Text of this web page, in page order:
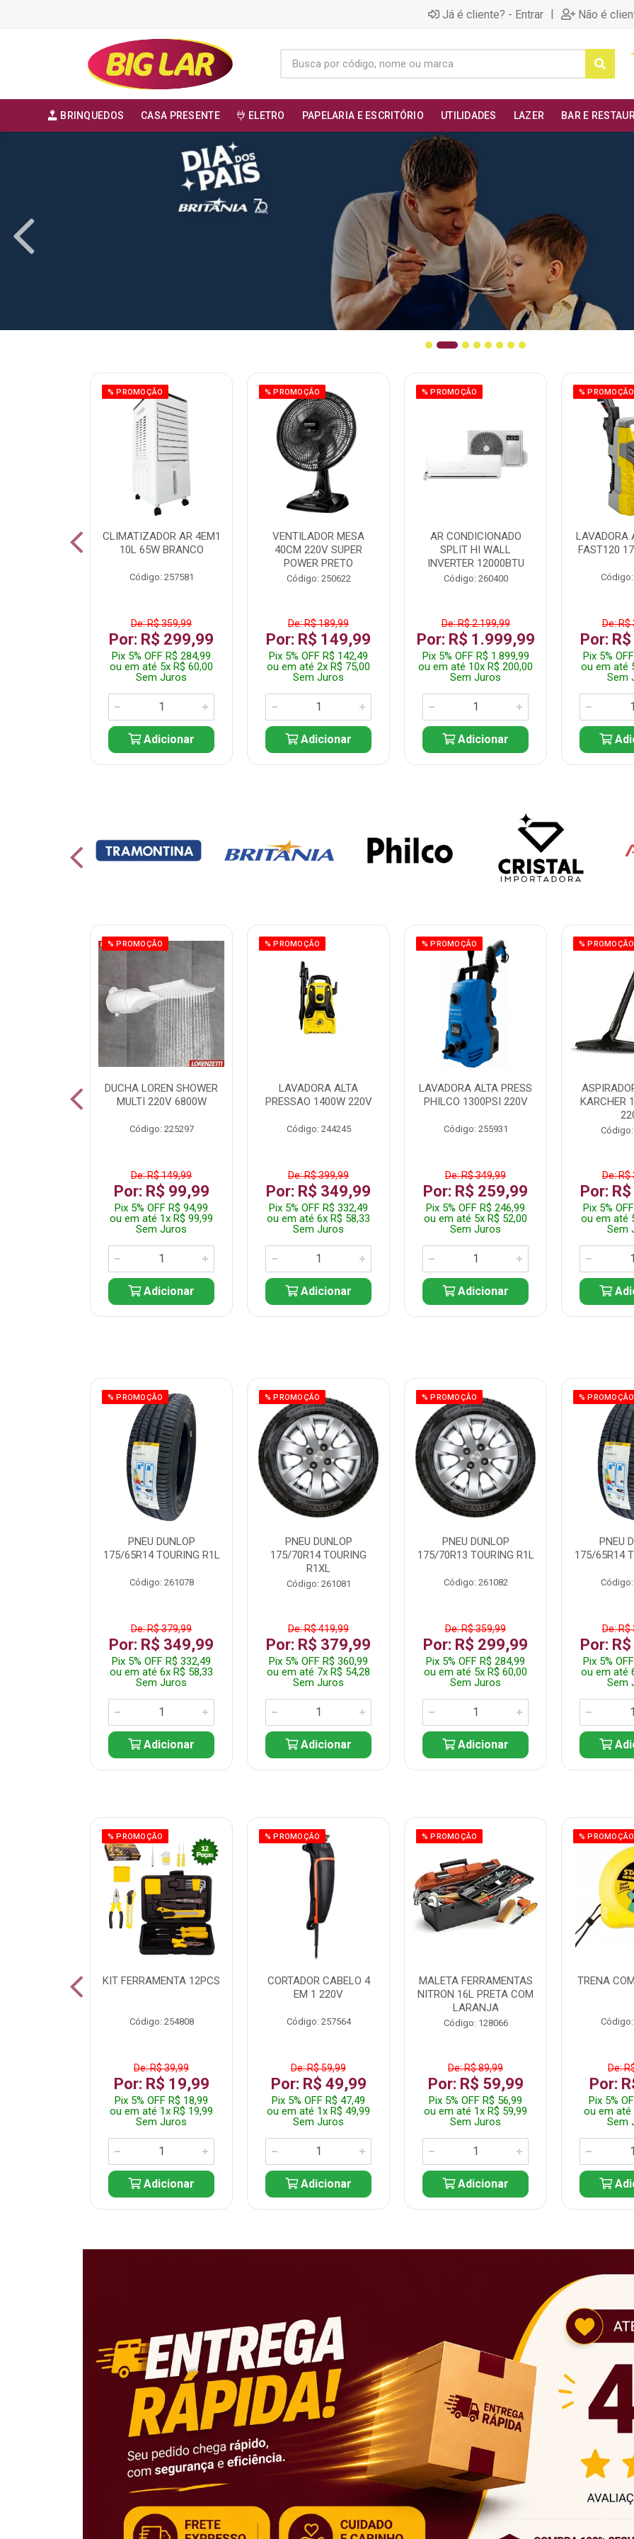
Já é cliente? - Entrar | Não é
BRINQUEDOS CASA PRESENTE ELETRO PAPELARIA E ESCRITÓRIO UTILIDADES LAZER BAR E
% PROMOÇÃO
CLIMATIZADOR AR 4EM1
10L 65W BRANCO
Código: 257581
De: R$ 359,99
Por: R$ 299,99
Pix 5% OFF R$ 284,99
ou em até 5x R$ 60,00
Sem Juros
Adicionar
% PROMOÇÃO
VENTILADOR MESA
40CM 220V SUPER
POWER PRETO
Código: 250622
De: R$ 189,99
Por: R$ 149,99
Pix 5% OFF R$ 142,49
ou em até 2x R$ 75,00
Sem Juros
Adicionar
% PROMOÇÃO
AR CONDICIONADO
SPLIT HI WALL
INVERTER 12000BTU
Código: 260400
De: R$ 2.199,99
Por: R$ 1.999,99
Pix 5% OFF R$ 1.899,99
ou em até 10x R$ 200,00
Sem Juros
Adicionar
% PROMOÇÃO
LAVADORA
FAST120
De: R$
Por:
Pix 5%
ou em até
Sem
% PROMOÇÃO
DUCHA LOREN SHOWER
MULTI 220V 6800W
Código: 225297
De: R$ 149,99
Por: R$ 99,99
Pix 5% OFF R$ 94,99
ou em até 1x R$ 99,99
Sem Juros
Adicionar
% PROMOÇÃO
LAVADORA ALTA
PRESSAO 1400W 220V
Código: 244245
De: R$ 399,99
Por: R$ 349,99
Pix 5% OFF R$ 332,49
ou em até 6x R$ 58,33
Sem Juros
Adicionar
% PROMOÇÃO
LAVADORA ALTA PRESS
PHILCO 1300PSI 220V
Código: 255931
De: R$ 349,99
Por: R$ 259,99
Pix 5% OFF R$ 246,99
ou em até 5x R$ 52,00
Sem Juros
Adicionar
% PROMOÇÃO
KARCHER
De: R$
Por:
Pix 5%
ou em até
Sem
% PROMOÇÃO
PNEU DUNLOP
175/65R14 TOURING R1L
Código: 261078
De: R$ 379,99
Por: R$ 349,99
Pix 5% OFF R$ 332,49
ou em até 6x R$ 58,33
Sem Juros
Adicionar
% PROMOÇÃO
PNEU DUNLOP
175/70R14 TOURING
R1XL
Código: 261081
De: R$ 419,99
Por: R$ 379,99
Pix 5% OFF R$ 360,99
ou em até 7x R$ 54,28
Sem Juros
Adicionar
% PROMOÇÃO
PNEU DUNLOP
175/70R13 TOURING R1L
Código: 261082
De: R$ 359,99
Por: R$ 299,99
Pix 5% OFF R$ 284,99
ou em até 5x R$ 60,00
Sem Juros
Adicionar
% PROMOÇÃO
PNEU
175/65R14
De: R$
Por:
Pix 5%
ou em até
Sem
% PROMOÇÃO
KIT FERRAMENTA 12PCS
Código: 254808
De: R$ 39,99
Por: R$ 19,99
Pix 5% OFF R$ 18,99
ou em até 1x R$ 19,99
Sem Juros
Adicionar
% PROMOÇÃO
CORTADOR CABELO 4
EM 1 220V
Código: 257564
De: R$ 59,99
Por: R$ 49,99
Pix 5% OFF R$ 47,49
ou em até 1x R$ 49,99
Sem Juros
Adicionar
% PROMOÇÃO
MALETA FERRAMENTAS
NITRON 16L PRETA COM
LARANJA
Código: 128066
De: R$ 89,99
Por: R$ 59,99
Pix 5% OFF R$ 56,99
ou em até 1x R$ 59,99
Sem Juros
Adicionar
% PROMOÇÃO
TRENA
De:
Por:
Pix 5%
ou em até
Sem